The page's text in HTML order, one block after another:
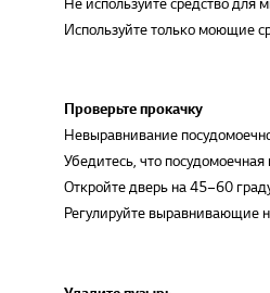
Используйте только моющие
Проверьте прокачку
Невыравнивание
Убедитесь, что
Откройте дверь на 45–60
Регулируйте выравнивающие